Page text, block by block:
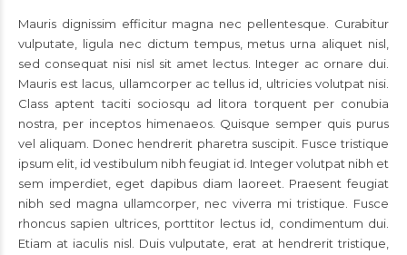
Mauris dignissim efficitur magna nec pellentesque. Curabitur
vulputate, ligula nec dictum tempus, metus urna aliquet nisl,
sed consequat nisi nisl sit amet lectus. Integer ac ornare dui.
Mauris est lacus, ullamcorper ac tellus id, ultricies volutpat nisi.
Class aptent taciti sociosqu ad litora torquent per conubia
nostra, per inceptos himenaeos. Quisque semper quis purus
vel aliquam. Donec hendrerit pharetra suscipit. Fusce tristique
ipsum elit, id vestibulum nibh feugiat id. Integer volutpat nibh et
sem imperdiet, eget dapibus diam laoreet. Praesent feugiat
nibh sed magna ullamcorper, nec viverra mi tristique. Fusce
rhoncus sapien ultrices, porttitor lectus id, condimentum dui.
Etiam at iaculis nisl. Duis vulputate, erat at hendrerit tristique,